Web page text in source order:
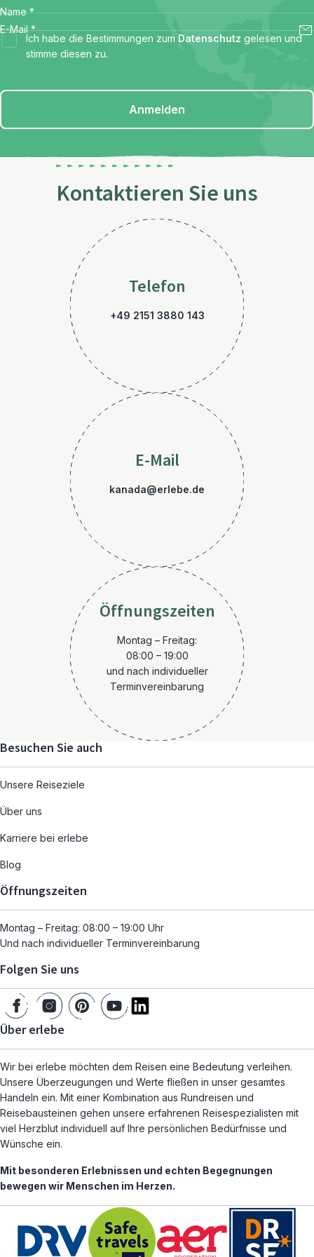
Name *
E-Mail *
Ich habe die Bestimmungen zum Datenschutz gelesen und
stimme diesen zu.
Anmelden
Kontaktieren Sie uns
Telefon
+49 2151 3880 143
E-Mail
kanada@erlebe.de
Öffnungszeiten
Montag – Freitag:
08:00 – 19:00
und nach individueller
Terminvereinbarung
Besuchen Sie auch
Unsere Reiseziele
Über uns
Karriere bei erlebe
Blog
Öffnungszeiten
Montag – Freitag: 08:00 – 19:00 Uhr
Und nach individueller Terminvereinbarung
Folgen Sie uns
Über erlebe
Wir bei erlebe möchten dem Reisen eine Bedeutung verleihen.
Unsere Überzeugungen und Werte fließen in unser gesamtes
Handeln ein. Mit einer Kombination aus Rundreisen und
Reisebausteinen gehen unsere erfahrenen Reisespezialisten mit
viel Herzblut individuell auf Ihre persönlichen Bedürfnisse und
Wünsche ein.
Mit besonderen Erlebnissen und echten Begegnungen
bewegen wir Menschen im Herzen.